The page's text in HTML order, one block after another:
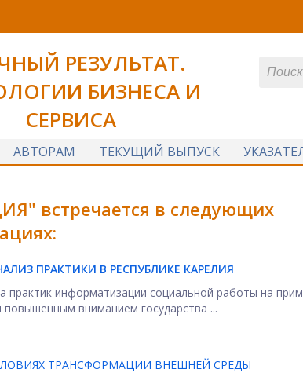
РЕЗУЛЬТАТ.
БИЗНЕСА И
СЕРВИСА
АВТОРАМ ТЕКУЩИЙ ВЫПУСК
встречается в следующих
ПРАКТИКИ В РЕСПУБЛИКЕ КАРЕЛИЯ
практик информатизации социальной работы на
вниманием государства ...
ТРАНСФОРМАЦИИ ВНЕШНЕЙ СРЕДЫ